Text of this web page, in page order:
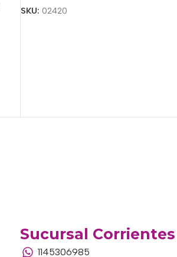
SKU: 02420
Sucursal Corrientes
1145306985